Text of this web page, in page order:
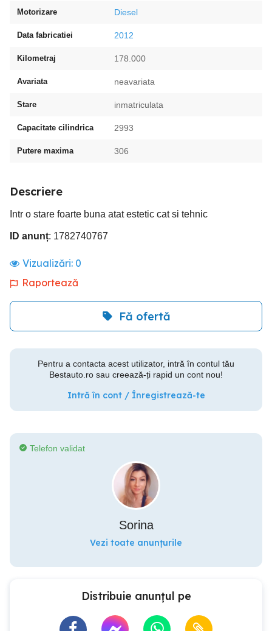
Motorizare Diesel
Data fabricatiei 2012
Kilometraj 178.000
Avariata neavariata
Stare inmatriculata
Capacitate cilindrica 2993
Putere maxima 306
Descriere
Intr o stare foarte buna atat estetic cat si tehnic
ID anunț: 1782740767
Vizualizări: 0
Raportează
Fă ofertă
Pentru a contacta acest utilizator, intră în contul tău
Bestauto.ro sau creează-ți rapid un cont nou!
Intră în cont / Înregistrează-te
Telefon validat
Sorina
Vezi toate anunțurile
Distribuie anunțul pe